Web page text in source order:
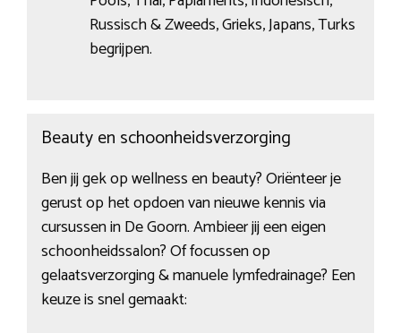
Russisch & Zweeds, Grieks, Japans, Turks
begrijpen.
Beauty en schoonheidsverzorging
Ben jij gek op wellness en beauty? Oriënteer je
gerust op het opdoen van nieuwe kennis via
cursussen in De Goorn. Ambieer jij een eigen
schoonheidssalon? Of focussen op
gelaatsverzorging & manuele lymfedrainage? Een
keuze is snel gemaakt: